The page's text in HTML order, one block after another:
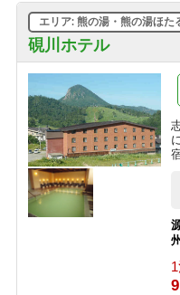
硯川ホテル
エリア: 熊の湯・熊の湯ほた